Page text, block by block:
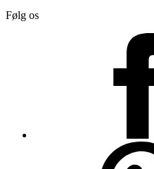
Følg os